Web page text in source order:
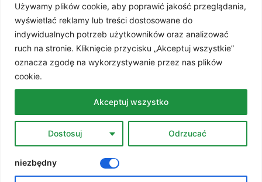
Używamy plików cookie, aby poprawić jakość przeglądania,
wyświetlać reklamy lub treści dostosowane do
indywidualnych potrzeb użytkowników oraz analizować
ruch na stronie. Kliknięcie przycisku „Akceptuj wszystkie”
oznacza zgodę na wykorzystywanie przez nas plików
cookie.
Dostosuj Odrzucać
Akceptuj wszystko
niezbędny
BIP
RODO
Polityka prywatności
STANDARDY OCHRONY MAŁOLETNICH
Facebook